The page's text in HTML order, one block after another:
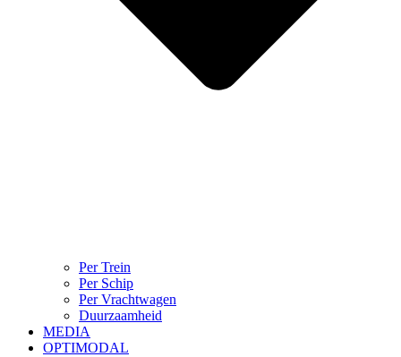
Per Trein
Per Schip
Per Vrachtwagen
Duurzaamheid
MEDIA
OPTIMODAL